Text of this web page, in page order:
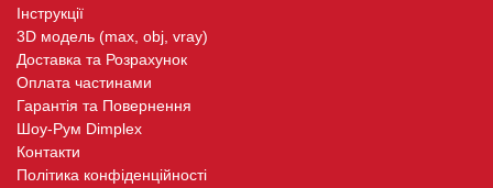
Інструкції
3D модель (max, obj, vray)
Доставка та Розрахунок
Оплата частинами
Гарантія та Повернення
Шоу-Рум Dimplex
Контакти
Політика конфіденційності